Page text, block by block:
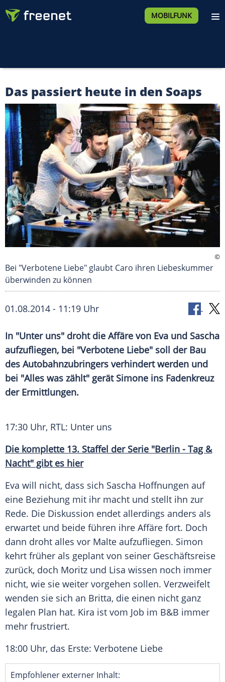
MOBILFUNK
Das passiert heute in den Soaps
©
Bei "Verbotene Liebe" glaubt Caro ihren Liebeskummer
überwinden zu können
01.08.2014 - 11:19 Uhr
In "Unter uns" droht die Affäre von Eva und Sascha
aufzufliegen, bei "Verbotene Liebe" soll der Bau
des Autobahnzubringers verhindert werden und
bei "Alles was zählt" gerät Simone ins Fadenkreuz
der Ermittlungen.
17:30 Uhr, RTL: Unter uns
Die komplette 13. Staffel der Serie "Berlin - Tag &
Nacht" gibt es hier
Eva will nicht, dass sich Sascha Hoffnungen auf
eine Beziehung mit ihr macht und stellt ihn zur
Rede. Die Diskussion endet allerdings anders als
erwartet und beide führen ihre Affäre fort. Doch
dann droht alles vor Malte aufzufliegen. Simon
kehrt früher als geplant von seiner Geschäftsreise
zurück, doch Moritz und Lisa wissen noch immer
nicht, wie sie weiter vorgehen sollen. Verzweifelt
wenden sie sich an Britta, die einen nicht ganz
legalen Plan hat. Kira ist vom Job im B&B immer
mehr frustriert.
18:00 Uhr, das Erste: Verbotene Liebe
Empfohlener externer Inhalt: